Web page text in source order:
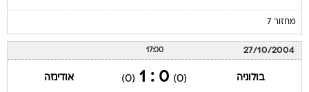
מחזור 7
27/10/2004
17:00
בולוניה (0)
0 : 1
(0) אודינזה